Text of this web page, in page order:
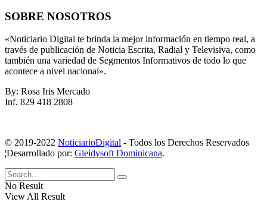
SOBRE NOSOTROS
«Noticiario Digital te brinda la mejor información en tiempo real, a
través de publicación de Noticia Escrita, Radial y Televisiva, como
también una variedad de Segmentos Informativos de todo lo que
acontece a nivel nacional».
By: Rosa Iris Mercado
Inf. 829 418 2808
© 2019-2022 NoticiarioDigital - Todos los Derechos Reservados
¦Desarrollado por: Gleidysoft Dominicana.
No Result
View All Result